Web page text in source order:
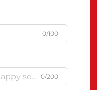
0/100
0/200